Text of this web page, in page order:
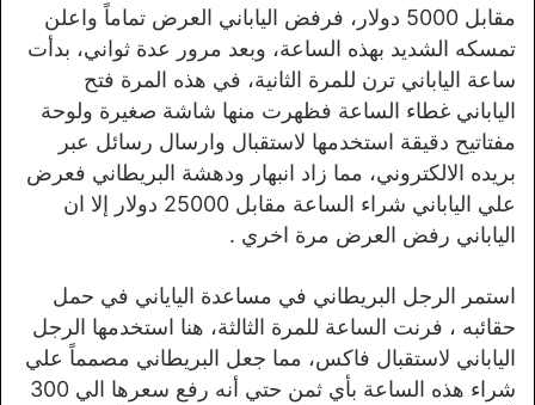
مقابل 5000 دولار، فرفض الياباني العرض تماماً واعلن
تمسكه الشديد بهذه الساعة، وبعد مرور عدة ثواني، بدأت
ساعة الياباني ترن للمرة الثانية، في هذه المرة فتح
الياباني غطاء الساعة فظهرت منها شاشة صغيرة ولوحة
مفتاتيح دقيقة استخدمها لاستقبال وارسال رسائل عبر
بريده الالكتروني، مما زاد انبهار ودهشة البريطاني فعرض
علي الياباني شراء الساعة مقابل 25000 دولار إلا ان
الياباني رفض العرض مرة اخري .
استمر الرجل البريطاني في مساعدة الياياني في حمل
حقائبه ، فرنت الساعة للمرة الثالثة، هنا استخدمها الرجل
الياباني لاستقبال فاكس، مما جعل البريطاني مصمماً علي
شراء هذه الساعة بأي ثمن حتي أنه رفع سعرها الي 300